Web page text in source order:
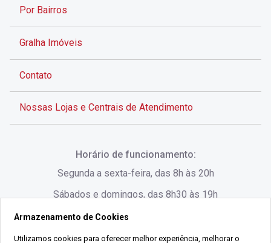
Por Bairros
Gralha Imóveis
Contato
Nossas Lojas e Centrais de Atendimento
Rua Lauro Linhares, 1080 - Trindade, Florianópolis -
SC
Horário de funcionamento:
Segunda a sexta-feira, das 8h às 20h
Sábados e domingos, das 8h30 às 19h
Armazenamento de Cookies
Utilizamos cookies para oferecer melhor experiência, melhorar o